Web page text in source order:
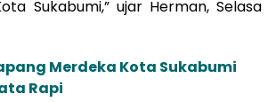
Sukabumi,” ujar Herman, Selasa
Merdeka Kota Sukabumi
Rapi